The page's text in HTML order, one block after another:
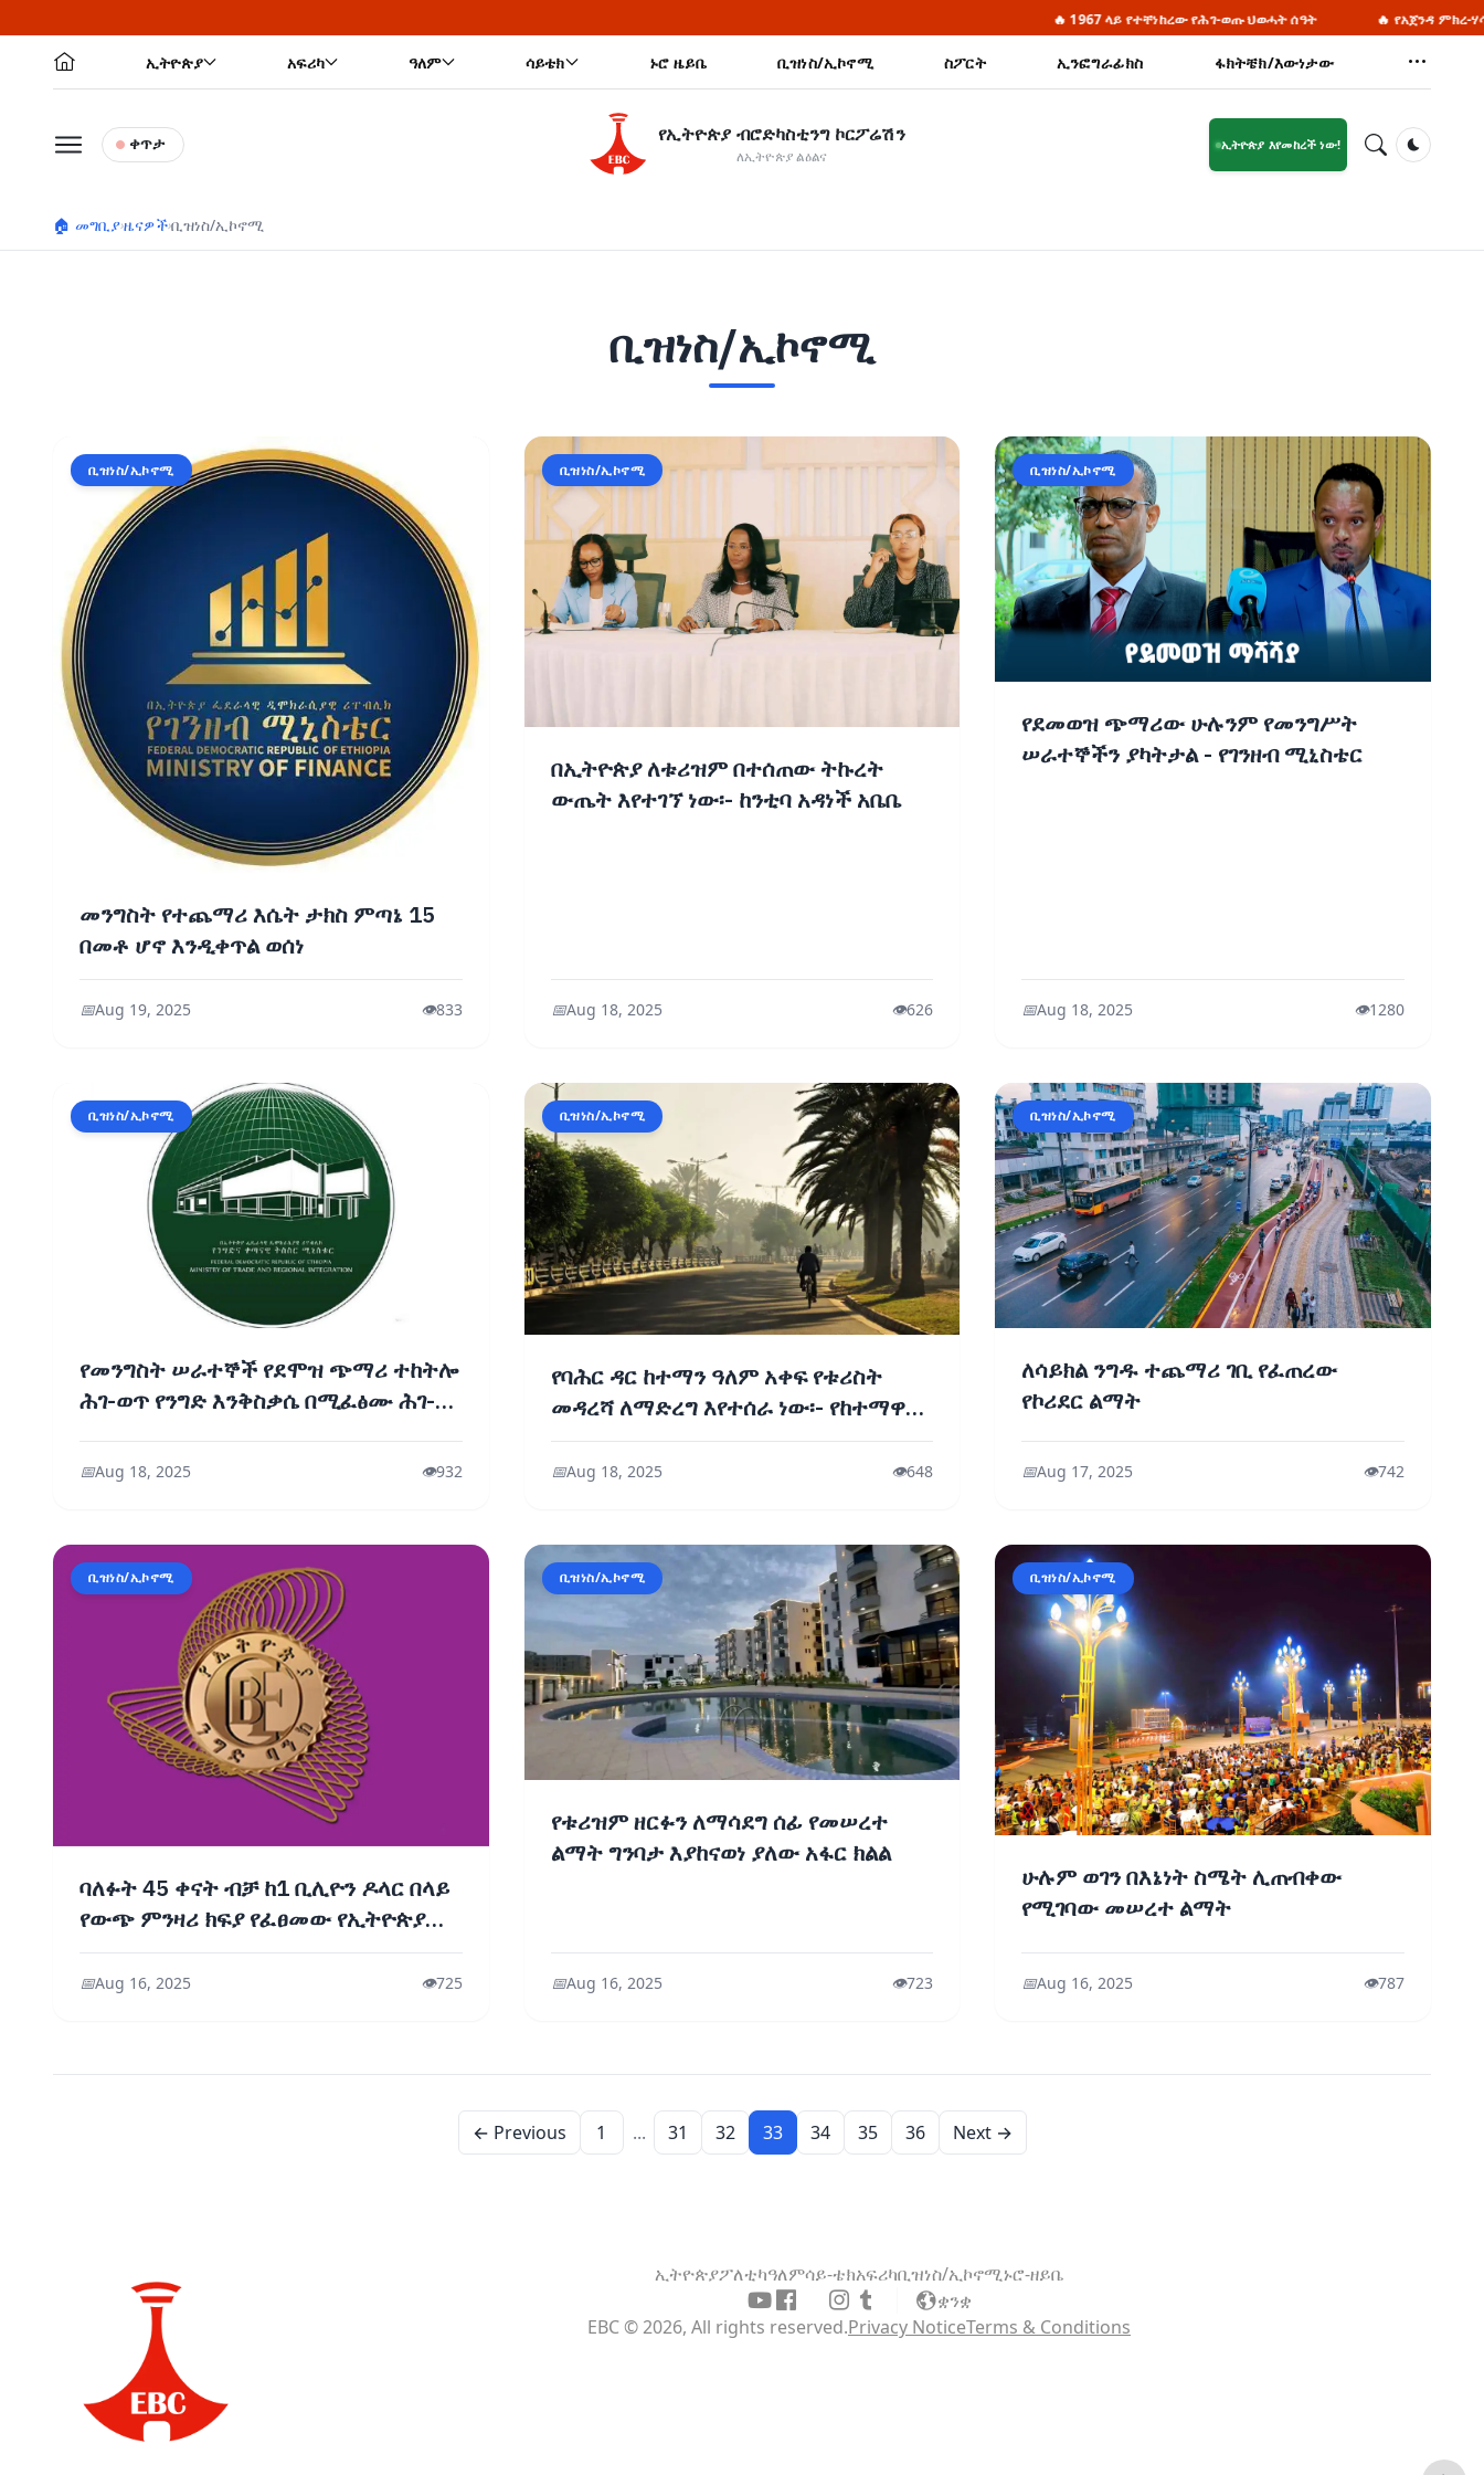
🔥 1967 ላይ የተቸነከረው የሕገ-ወጡ ህወሓት ሰዓት 🔥 የአጀንዳ ምክረ-ሃሳቦች ለስራ
ኢትዮጵያ አፍሪካ ዓለም ሳይቴክ ኑሮ ዜይቤ ቢዝነስ/ኢኮኖሚ ስፖርት ኢንፎግራፊክስ ፋክትቼክ/እውነታው
ቀጥታ የኢትዮጵያ ብሮድካስቲንግ ኮርፖሬሽን
ለኢትዮጵያ ልዕልና
ኢትዮጵያ እየመከረች ነው!
Dark
🏠 መግቢያ›ዜናዎች›ቢዝነስ/ኢኮኖሚ
ቢዝነስ/ኢኮኖሚ
ቢዝነስ/ኢኮኖሚ
መንግስት የተጨማሪ እሴት ታክስ ምጣኔ 15
በመቶ ሆኖ እንዲቀጥል ወሰነ
📅Aug 19, 2025 👁️833
ቢዝነስ/ኢኮኖሚ
በኢትዮጵያ ለቱሪዝም በተሰጠው ትኩረት
ውጤት እየተገኘ ነው፡- ከንቲባ አዳነች አቤቤ
📅Aug 18, 2025 👁️626
ቢዝነስ/ኢኮኖሚ
የደመወዝ ጭማሪው ሁሉንም የመንግሥት
ሠራተኞችን ያካትታል - የገንዘብ ሚኒስቴር
📅Aug 18, 2025 👁️1280
ቢዝነስ/ኢኮኖሚ
የመንግስት ሠራተኞች የደሞዝ ጭማሪ ተከትሎ
ሕገ-ወጥ የንግድ እንቅስቃሴ በሚፈፅሙ ሕገ-
የኢፌድሪ ንግድና ቀጠናዊ ትስስር ሚኒስቴር
📅Aug 18, 2025 👁️932
ቢዝነስ/ኢኮኖሚ
የባሕር ዳር ከተማን ዓለም አቀፍ የቱሪስት
መዳረሻ ለማድረግ እየተሰራ ነው፡- የከተማዋ
ባሕልና ቱሪዝም መምሪያ
📅Aug 18, 2025 👁️648
ቢዝነስ/ኢኮኖሚ
ለሳይክል ንግዱ ተጨማሪ ገቢ የፈጠረው
የኮሪደር ልማት
📅Aug 17, 2025 👁️742
ቢዝነስ/ኢኮኖሚ
ባለፉት 45 ቀናት ብቻ ከ1 ቢሊዮን ዶላር በላይ
የውጭ ምንዛሪ ክፍያ የፈፀመው የኢትዮጵያ
ንግድ ባንክ
📅Aug 16, 2025 👁️725
ቢዝነስ/ኢኮኖሚ
የቱሪዝም ዘርፉን ለማሳደግ ሰፊ የመሠረተ
ልማት ግንባታ እያከናወነ ያለው አፋር ክልል
📅Aug 16, 2025 👁️723
ቢዝነስ/ኢኮኖሚ
ሁሉም ወገን በእኔነት ስሜት ሊጠብቀው
የሚገባው መሠረተ ልማት
📅Aug 16, 2025 👁️787
← Previous 1 ... 31 32 33 34 35 36 Next →
ኢትዮጵያፖለቲካዓለምሳይ-ቴክአፍሪካቢዝነስ/ኢኮኖሚኑሮ-ዘይቤ
ቋንቋ
EBC © 2026, All rights reserved.Privacy NoticeTerms & Conditions